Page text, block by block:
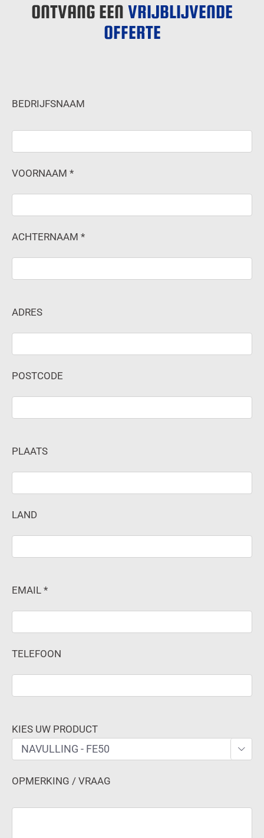
ONTVANG EEN VRIJBLIJVENDE
OFFERTE
BEDRIJFSNAAM
VOORNAAM *
ACHTERNAAM *
ADRES
POSTCODE
PLAATS
LAND
EMAIL *
TELEFOON
KIES UW PRODUCT

OPMERKING / VRAAG